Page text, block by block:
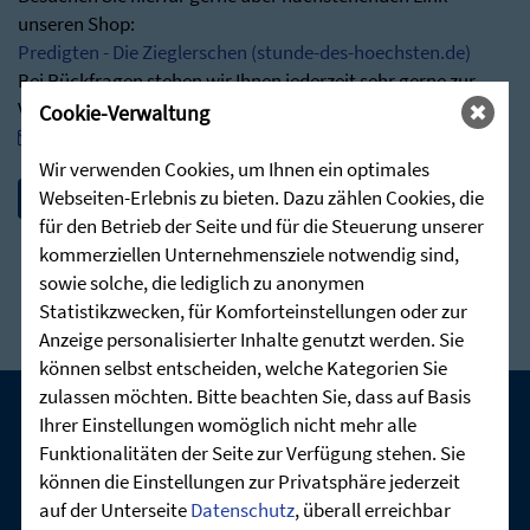
unseren Shop:
Predigten - Die Zieglerschen (stunde-des-hoechsten.de)
Bei Rückfragen stehen wir Ihnen jederzeit sehr gerne zur
Verfügung:
UNSERE AKTUELLEN GOTTESDIENSTE:
Cookie-Verwaltung
Wir verwenden Cookies, um Ihnen ein optimales
Webseiten-Erlebnis zu bieten. Dazu zählen Cookies, die
für den Betrieb der Seite und für die Steuerung unserer
kommerziellen Unternehmensziele notwendig sind,
sowie solche, die lediglich zu anonymen
Statistikzwecken, für Komforteinstellungen oder zur
Anzeige personalisierter Inhalte genutzt werden. Sie
können selbst entscheiden, welche Kategorien Sie
zulassen möchten. Bitte beachten Sie, dass auf Basis
Ihrer Einstellungen womöglich nicht mehr alle
Funktionalitäten der Seite zur Verfügung stehen. Sie
können die Einstellungen zur Privatsphäre jederzeit
auf der UnterseiteDatenschutz, überall erreichbar